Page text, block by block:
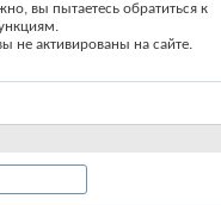
вы пытаетесь обратиться к
не активированы на сайте.